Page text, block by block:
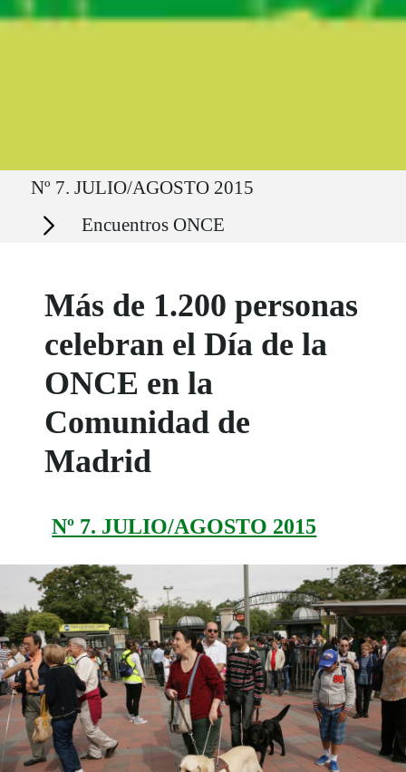
Ruta del sitio
Nº 7. JULIO/AGOSTO 2015
Secciones Encuentros ONCE
Más de 1.200 personas
celebran el Día de la
ONCE en la
Comunidad de
Madrid
Nº 7. JULIO/AGOSTO 2015